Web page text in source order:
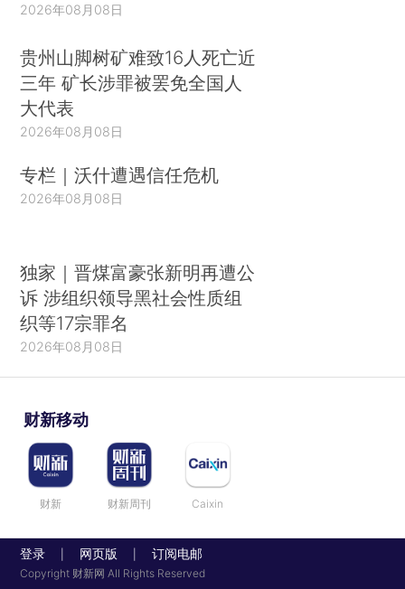
2026年08月08日
贵州山脚树矿难致16人死亡近
三年 矿长涉罪被罢免全国人
大代表
2026年08月08日
专栏｜沃什遭遇信任危机
2026年08月08日
独家｜晋煤富豪张新明再遭公
诉 涉组织领导黑社会性质组
织等17宗罪名
2026年08月08日
财新移动
财新 财新周刊 Caixin
登录 网页版 订阅电邮
Copyright 财新网 All Rights Reserved